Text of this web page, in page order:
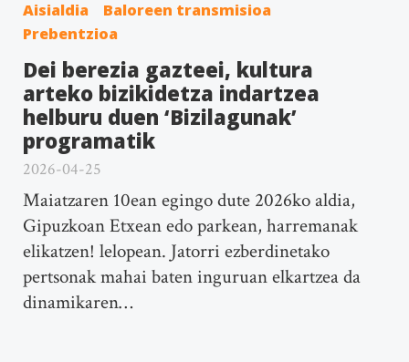
Aisialdia
Baloreen transmisioa
Prebentzioa
Dei berezia gazteei, kultura
arteko bizikidetza indartzea
helburu duen ‘Bizilagunak’
programatik
2026-04-25
Maiatzaren 10ean egingo dute 2026ko aldia,
Gipuzkoan Etxean edo parkean, harremanak
elikatzen! lelopean. Jatorri ezberdinetako
pertsonak mahai baten inguruan elkartzea da
dinamikaren…